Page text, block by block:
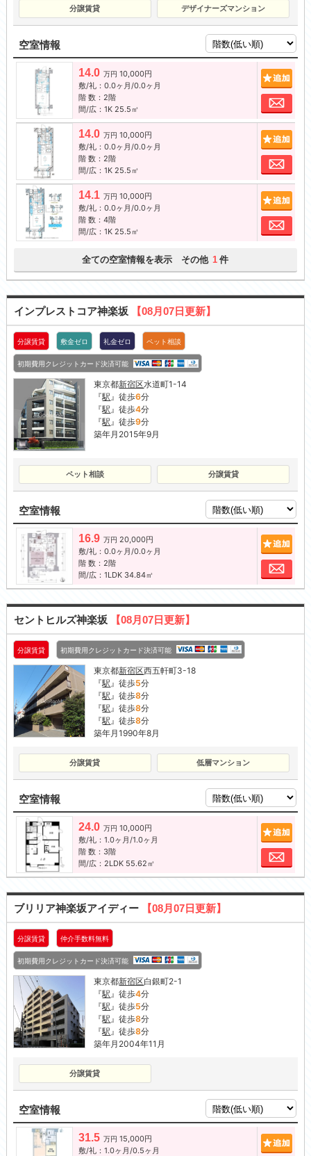
分譲賃貸 デザイナーズマンション
空室情報
14.0 万円 10,000円
敷/礼：0.0ヶ月/0.0ヶ月
階 数：2階
間/広：1K 25.5㎡
お
14.0 万円 10,000円
敷/礼：0.0ヶ月/0.0ヶ月
階 数：2階
間/広：1K 25.5㎡
お
14.1 万円 10,000円
敷/礼：0.0ヶ月/0.0ヶ月
階 数：4階
間/広：1K 25.5㎡
お
全ての空室情報を表示 その他 1 件
インプレストコア神楽坂 【08月07日更新】
分譲賃貸 敷金ゼロ 礼金ゼロ ペット相談
初期費用クレジットカード決済可能
東京都新宿区水道町1-14
『駅』徒歩6分
『駅』徒歩4分
『駅』徒歩9分
築年月2015年9月
ペット相談 分譲賃貸
空室情報
16.9 万円 20,000円
敷/礼：0.0ヶ月/0.0ヶ月
階 数：2階
間/広：1LDK 34.84㎡
お
セントヒルズ神楽坂 【08月07日更新】
分譲賃貸 初期費用クレジットカード決済可能
東京都新宿区西五軒町3-18
『駅 』徒歩5分
『駅 』徒歩8分
『駅 』徒歩8分
『駅 』徒歩8分
築年月1990年8月
分譲賃貸 低層マンション
空室情報
24.0 万円 10,000円
敷/礼：1.0ヶ月/1.0ヶ月
階 数：3階
間/広：2LDK 55.62㎡
お
ブリリア神楽坂アイディー 【08月07日更新】
分譲賃貸 仲介手数料無料
初期費用クレジットカード決済可能
東京都新宿区白銀町2-1
『駅 』徒歩4分
『駅 』徒歩5分
『駅 』徒歩8分
『駅 』徒歩8分
築年月2004年11月
分譲賃貸
空室情報
31.5 万円 15,000円
敷/礼：1.0ヶ月/0.5ヶ月